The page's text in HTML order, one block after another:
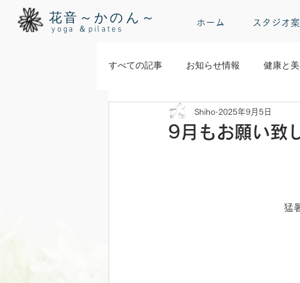
花音～かのん～
yoga ＆pilates
ホーム スタジオ
すべての記事 お知らせ情報 健康と
9月もお願い致
Shiho 2025年9月5日
猛